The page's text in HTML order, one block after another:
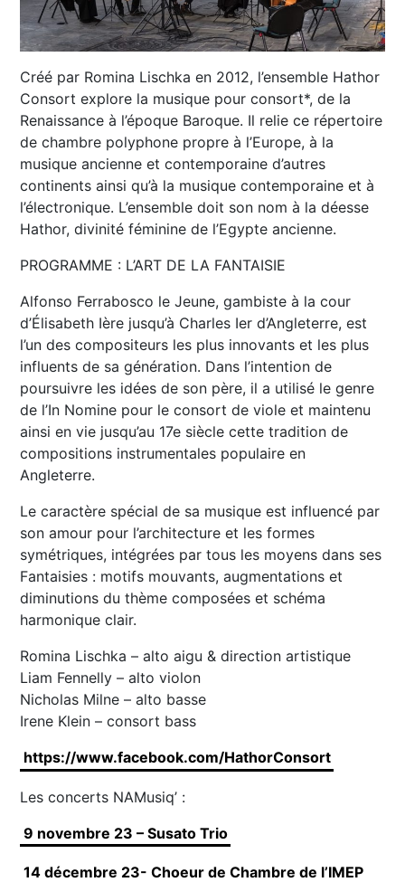
Créé par Romina Lischka en 2012, l’ensemble Hathor
Consort explore la musique pour consort*, de la
Renaissance à l’époque Baroque. Il relie ce répertoire
de chambre polyphone propre à l’Europe, à la
musique ancienne et contemporaine d’autres
continents ainsi qu’à la musique contemporaine et à
l’électronique. L’ensemble doit son nom à la déesse
Hathor, divinité féminine de l’Egypte ancienne.
PROGRAMME : L’ART DE LA FANTAISIE
Alfonso Ferrabosco le Jeune, gambiste à la cour
d’Élisabeth Ière jusqu’à Charles Ier d’Angleterre, est
l’un des compositeurs les plus innovants et les plus
influents de sa génération. Dans l’intention de
poursuivre les idées de son père, il a utilisé le genre
de l’In Nomine pour le consort de viole et maintenu
ainsi en vie jusqu’au 17e siècle cette tradition de
compositions instrumentales populaire en
Angleterre.
Le caractère spécial de sa musique est influencé par
son amour pour l’architecture et les formes
symétriques, intégrées par tous les moyens dans ses
Fantaisies : motifs mouvants, augmentations et
diminutions du thème composées et schéma
harmonique clair.
Romina Lischka – alto aigu & direction artistique
Liam Fennelly – alto violon
Nicholas Milne – alto basse
Irene Klein – consort bass
https://www.facebook.com/HathorConsort
Les concerts NAMusiq’ :
9 novembre 23 – Susato Trio
14 décembre 23- Choeur de Chambre de l’IMEP